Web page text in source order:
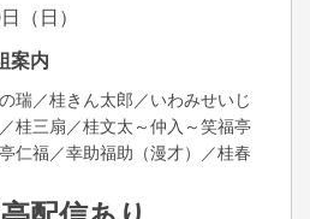
日（日）
案内
瑞／桂きん太郎／いわみせいじ
／桂三扇／桂文太～仲入～笑福亭
仁福／幸助福助（漫才）／桂春